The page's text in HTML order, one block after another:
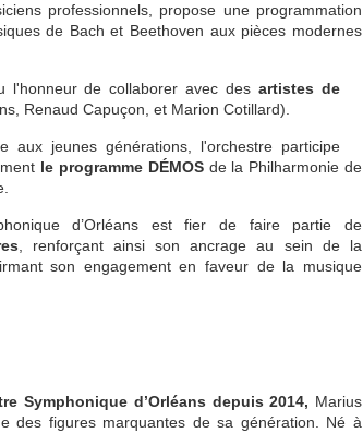
professionnels, propose une programmation
de Bach et Beethoven aux pièces modernes
l'honneur de collaborer avec desartistes de
Renaud Capuçon, et Marion Cotillard).
aux jeunes générations, l'orchestre participe
le programme DÉMOSde la Philharmonie de
d’Orléans est fier de faire partie de
, renforçant ainsi son ancrage au sein de la
son engagement en faveur de la musique
Symphonique d’Orléans depuis 2014, Marius
des figures marquantes de sa génération. Né à